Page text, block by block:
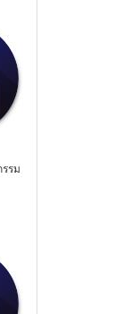
รม